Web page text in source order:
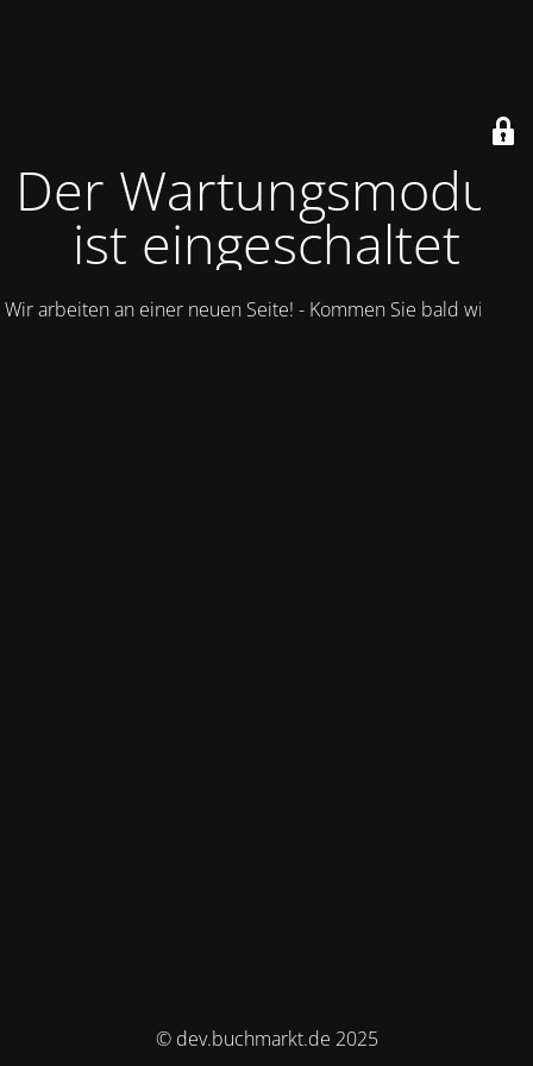
Der Wartungsmodus
ist eingeschaltet
Wir arbeiten an einer neuen Seite! - Kommen Sie bald wieder.
© dev.buchmarkt.de 2025